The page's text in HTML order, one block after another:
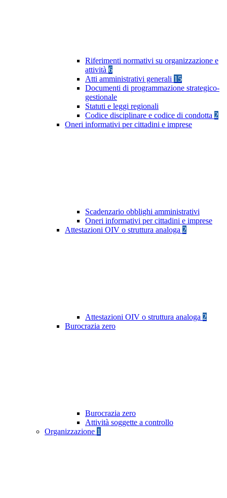
Riferimenti normativi su organizzazione e
attività 6
Atti amministrativi generali 15
Documenti di programmazione strategico-
gestionale
Statuti e leggi regionali
Codice disciplinare e codice di condotta 2
Oneri informativi per cittadini e imprese
Scadenzario obblighi amministrativi
Oneri informativi per cittadini e imprese
Attestazioni OIV o struttura analoga 2
Attestazioni OIV o struttura analoga 2
Burocrazia zero
Burocrazia zero
Attività soggette a controllo
Organizzazione 1